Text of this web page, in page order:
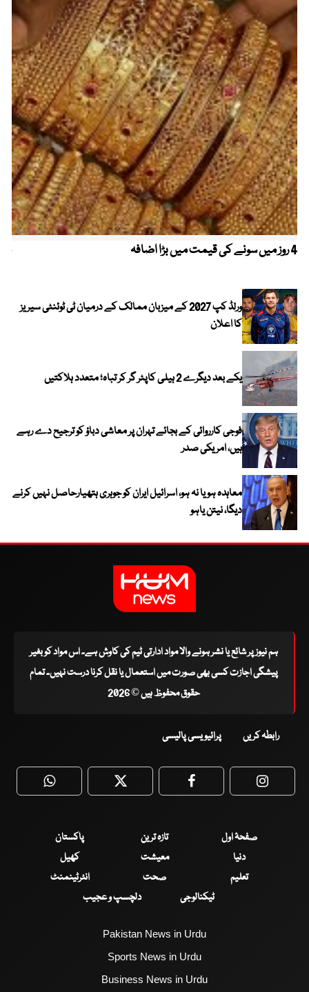
4 روز میں سونے کی قیمت میں بڑا اضافہ
ورلڈ کپ 2027 کے میزبان ممالک کے درمیان ٹی ٹوئنٹی سیریز
کا اعلان
یکے بعد دیگرے 2 ہیلی کاپٹر گر کر تباہ؛ متعدد ہلاکتیں
فوجی کارروائی کے بجائے تہران پر معاشی دباؤ کو ترجیح دے رہے
ہیں، امریکی صدر
معاہدہ ہو یا نہ ہو، اسرائیل ایران کو جوہری ہتھیارحاصل نہیں کرنے
دیگا، نیتن یاہو
ہم نیوز پر شائع یا نشر ہونے والا مواد ادارتی ٹیم کی کاوش ہے۔ اس مواد کو بغیر
پیشگی اجازت کسی بھی صورت میں استعمال یا نقل کرنا درست نہیں۔ تمام
حقوق محفوظ ہیں © 2026
رابطہ کریں پرائیویسی پالیسی
WhatsApp Twitter Facebook
صفحۂ اول تازہ ترین
پاکستان
دنیا
معیشت
کھیل
تعلیم
صحت
انٹرٹینمنٹ
ٹیکنالوجی
دلچسپ و عجیب
Pakistan News in Urdu
Sports News in Urdu
Business News in Urdu